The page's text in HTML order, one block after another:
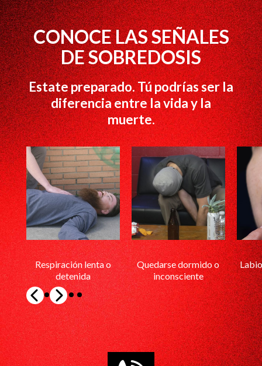
CONOCE LAS SEÑALES
DE SOBREDOSIS
Estate preparado. Tú podrías ser la
diferencia entre la vida y la
muerte.
Respiración lenta o
detenida
Quedarse dormido o
inconsciente